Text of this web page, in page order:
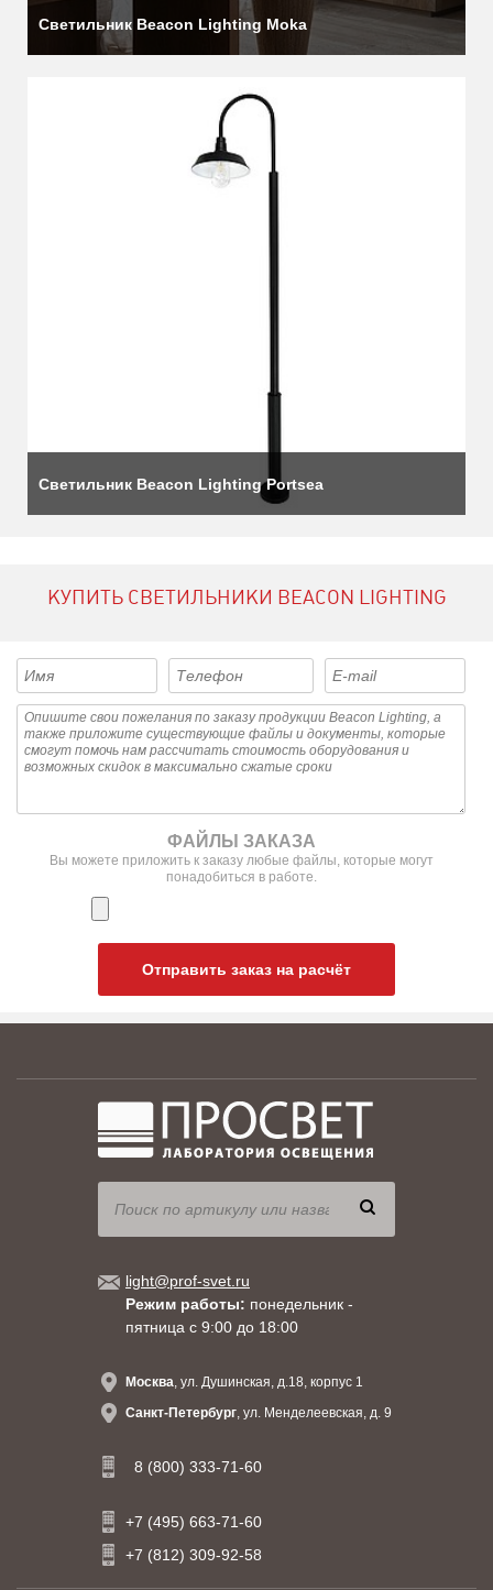
Светильник Beacon Lighting Moka
Светильник Beacon Lighting Portsea
КУПИТЬ СВЕТИЛЬНИКИ BEACON LIGHTING
ФАЙЛЫ ЗАКАЗА
Вы можете приложить к заказу любые файлы, которые могут
понадобиться в работе.
Отправить заказ на расчёт
light@prof-svet.ru
Режим работы: понедельник -
пятница с 9:00 до 18:00
Москва, ул. Душинская, д.18, корпус 1
Санкт-Петербург, ул. Менделеевская, д. 9
8 (800) 333-71-60
+7 (495) 663-71-60
+7 (812) 309-92-58